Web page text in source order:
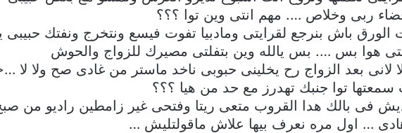
ربى وخلاص …. مهم انتى وين توا ؟؟؟
باش بنرجع لقرايتى ومادبيا تفوت فيسع ونتخرج ونفتك
هوا بس …. بس يالله وين بتفلتى مصيرك للزواج والحوش
لانى بعد الزواج رح يخلينى حبوبى ناخد ماستر من غادى صح ولا
توا جنبك تهدرز مع حد من هيا ؟؟؟
فى بالك هدا القروب متعى ريتا وفتحى غير زامطين راديو من
… اول مره نعرف بيها علاش ماقولتليش …